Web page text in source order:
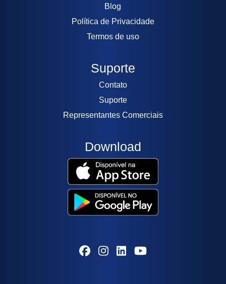
Blog
Política de Privacidade
Termos de uso
Suporte
Contato
Suporte
Representantes Comerciais
Download